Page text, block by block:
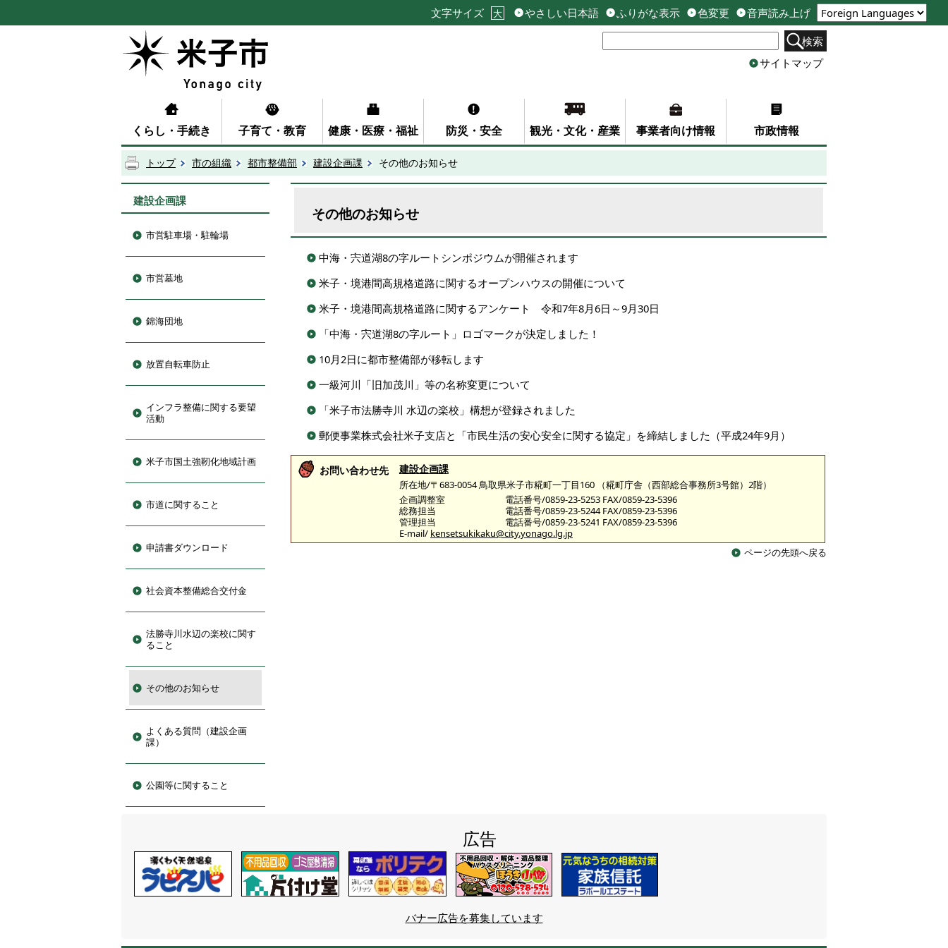
文字サイズ 大 やさしい日本語 ふりがな表示 色変更
音声読み上げ
検索
サイトマップ
くらし・手続き 子育て・教育 健康・医療・福祉 防災・安全 観光・文化・産業 事業者向け情報 市政情報
トップ 市の組織 都市整備部 建設企画課 その他のお知らせ
建設企画課
市営駐車場・駐輪場
市営墓地
錦海団地
放置自転車防止
インフラ整備に関する要望
活動
米子市国土強靭化地域計画
市道に関すること
申請書ダウンロード
社会資本整備総合交付金
法勝寺川水辺の楽校に関す
ること
その他のお知らせ
よくある質問（建設企画
課）
公園等に関すること
その他のお知らせ
中海・宍道湖8の字ルートシンポジウムが開催されます
米子・境港間高規格道路に関するオープンハウスの開催について
米子・境港間高規格道路に関するアンケート 令和7年8月6日～9月30日
「中海・宍道湖8の字ルート」ロゴマークが決定しました！
10月2日に都市整備部が移転します
一級河川「旧加茂川」等の名称変更について
「米子市法勝寺川 水辺の楽校」構想が登録されました
郵便事業株式会社米子支店と「市民生活の安心安全に関する協定」を締結しました（平成24年9月）
お問い合わせ先 建設企画課
所在地/〒683-0054 鳥取県米子市糀町一丁目160 （糀町庁舎（西部総合事務所3号館）2階）
企画調整室
電話番号/0859-23-5253 FAX/0859-23-5396
総務担当
電話番号/0859-23-5244 FAX/0859-23-5396
管理担当
電話番号/0859-23-5241 FAX/0859-23-5396
E-mail/ kensetsukikaku@city.yonago.lg.jp
ページの先頭へ戻る
広告
バナー広告を募集しています